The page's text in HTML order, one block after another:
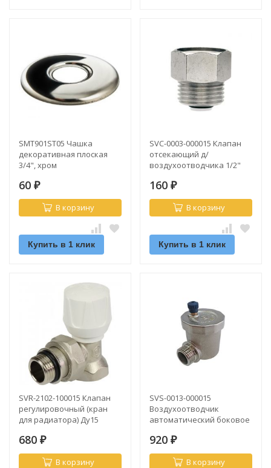
SMT901ST05 Чашка
декоративная плоская
3/4", хром
60 ₽
В корзину
Купить в 1 клик
SVC-0003-000015 Клапан
отсекающий д/
воздухоотводчика 1/2"
160 ₽
В корзину
Купить в 1 клик
SVR-2102-100015 Клапан
регулировочный (кран
для радиатора) Ду15
дополнительным
уплотнением STOUT
680 ₽
В корзину
SVS-0013-000015
Воздухоотводчик
автоматический боковое
920 ₽
В корзину